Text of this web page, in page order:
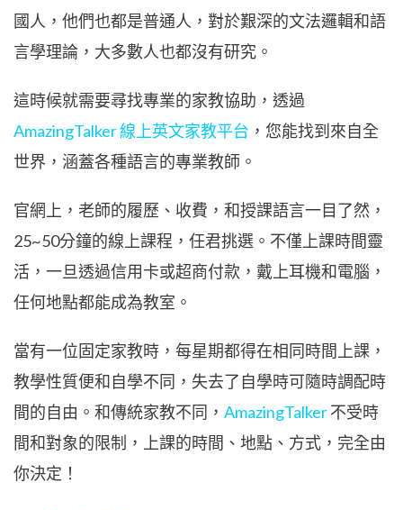
國人，他們也都是普通人，對於艱深的文法邏輯和語
言學理論，大多數人也都沒有研究。
這時候就需要尋找專業的家教協助，透過
AmazingTalker 線上英文家教平台 ，您能找到來自全
世界，涵蓋各種語言的專業教師。
官網上，老師的履歷、收費，和授課語言一目了然，
25~50分鐘的線上課程，任君挑選。不僅上課時間靈
活，一旦透過信用卡或超商付款，戴上耳機和電腦，
任何地點都能成為教室。
當有一位固定家教時，每星期都得在相同時間上課，
教學性質便和自學不同，失去了自學時可隨時調配時
間的自由。和傳統家教不同， AmazingTalker不受時
間和對象的限制，上課的時間、地點、方式，完全由
你決定！